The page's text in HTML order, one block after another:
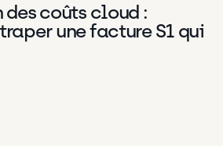
2026
coûts cloud :
une facture S1 qui